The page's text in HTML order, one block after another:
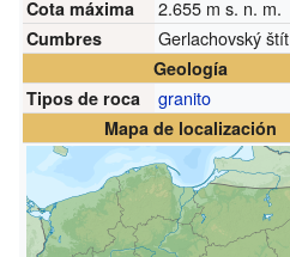
Cota máxima 2.655 m s. n. m.
Cumbres Gerlachovský štít
Geología
Tipos de roca
granito
Mapa de localización